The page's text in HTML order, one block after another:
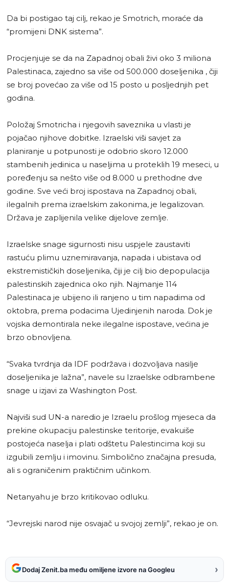
Da bi postigao taj cilj, rekao je Smotrich, moraće da
“promijeni DNK sistema”.
Procjenjuje se da na Zapadnoj obali živi oko 3 miliona
Palestinaca, zajedno sa više od 500.000 doseljenika , čiji
se broj povećao za više od 15 posto u posljednjih pet
godina.
Položaj Smotricha i njegovih saveznika u vlasti je
pojačao njihove dobitke. Izraelski viši savjet za
planiranje u potpunosti je odobrio skoro 12.000
stambenih jedinica u naseljima u proteklih 19 meseci, u
poređenju sa nešto više od 8.000 u prethodne dve
godine. Sve veći broj ispostava na Zapadnoj obali,
ilegalnih prema izraelskim zakonima, je legalizovan.
Država je zaplijenila velike dijelove zemlje.
Izraelske snage sigurnosti nisu uspjele zaustaviti
rastuću plimu uznemiravanja, napada i ubistava od
ekstremističkih doseljenika, čiji je cilj bio depopulacija
palestinskih zajednica oko njih. Najmanje 114
Palestinaca je ubijeno ili ranjeno u tim napadima od
oktobra, prema podacima Ujedinjenih naroda. Dok je
vojska demontirala neke ilegalne ispostave, većina je
brzo obnovljena.
“Svaka tvrdnja da IDF podržava i dozvoljava nasilje
doseljenika je lažna”, navele su Izraelske odbrambene
snage u izjavi za Washington Post.
Najviši sud UN-a naredio je Izraelu prošlog mjeseca da
prekine okupaciju palestinske teritorije, evakuiše
postojeća naselja i plati odštetu Palestincima koji su
izgubili zemlju i imovinu. Simbolično značajna presuda,
ali s ograničenim praktičnim učinkom.
Netanyahu je brzo kritikovao odluku.
“Jevrejski narod nije osvajač u svojoj zemlji”, rekao je on.
Dodaj Zenit.ba među omiljene izvore na Googleu ›